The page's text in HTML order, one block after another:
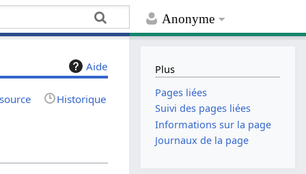
Anonyme
Aide
Historique
Plus
Pages liées
Suivi des pages liées
Informations sur la page
Journaux de la page